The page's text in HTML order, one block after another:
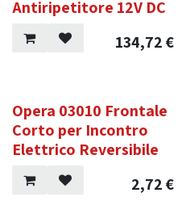
Antiripetitore 12V DC
134,72€
Opera 03010 Frontale
Corto per Incontro
Elettrico Reversibile
2,72€